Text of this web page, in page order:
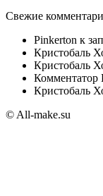
Свежие
Pinkerton к
Кристобаль
Кристобаль
Комментатор
Кристобаль
© All-make.su